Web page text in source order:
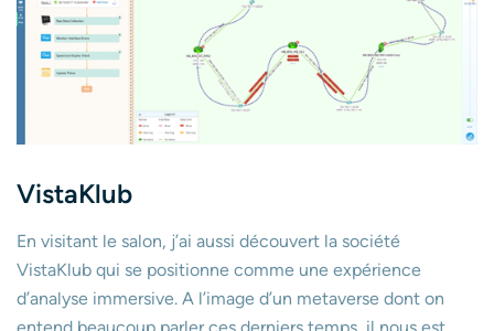
VistaKlub
En visitant le salon, j’ai aussi découvert la société
VistaKlub qui se positionne comme une expérience
d’analyse immersive. A l’image d’un metaverse dont on